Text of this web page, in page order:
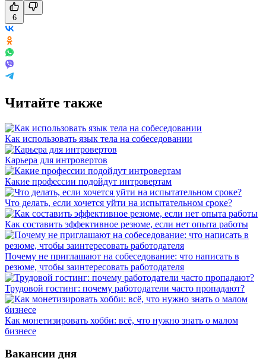
6
Читайте также
Как использовать язык тела на собеседовании
Карьера для интровертов
Какие профессии подойдут интровертам
Что делать, если хочется уйти на испытательном сроке?
Как составить эффективное резюме, если нет опыта работы
Почему не приглашают на собеседование: что написать в
резюме, чтобы заинтересовать работодателя
Трудовой гостинг: почему работодатели часто пропадают?
Как монетизировать хобби: всё, что нужно знать о малом
бизнесе
Вакансии дня